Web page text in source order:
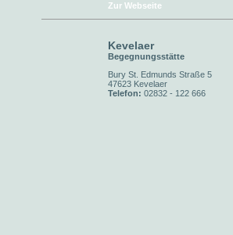
Zur Webseite
Kevelaer
Begegnungsstätte
Bury St. Edmunds Straße 5
47623 Kevelaer
Telefon: 02832 - 122 666